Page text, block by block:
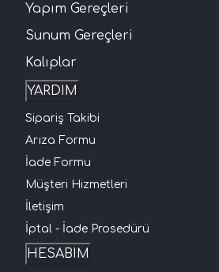
Yapım Gereçleri
Sunum Gereçleri
Kalıplar
YARDIM
Sipariş Takibi
Arıza Formu
İade Formu
Müşteri Hizmetleri
İletişim
İptal - İade Prosedürü
HESABIM